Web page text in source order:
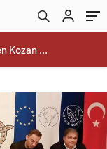
Kıbrıs Adanalılar Derneğinden Kozan Ticaret Odası İle İşbirliği Ziyareti ve Günün Anısına Başkan Mustafa KANDEMİR’e Plaket…